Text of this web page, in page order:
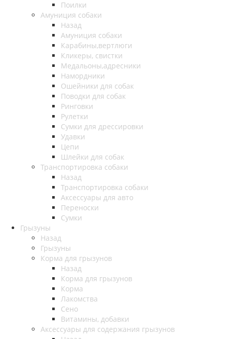
Поилки
Амуниция собаки
Назад
Амуниция собаки
Карабины,вертлюги
Кликеры, свистки
Медальоны,адресники
Намордники
Ошейники для собак
Поводки для собак
Ринговки
Рулетки
Сумки для дрессировки
Удавки
Цепи
Шлейки для собак
Транспортировка собаки
Назад
Транспортировка собаки
Аксессуары для авто
Переноски
Сумки
Грызуны
Назад
Грызуны
Корма для грызунов
Назад
Корма для грызунов
Корма
Лакомства
Сено
Витамины, добавки
Аксессуары для содержания грызунов